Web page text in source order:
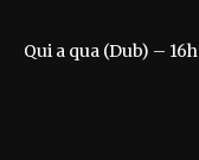
Qui a qua (Dub) –